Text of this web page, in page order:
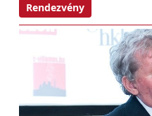
Rendezvény